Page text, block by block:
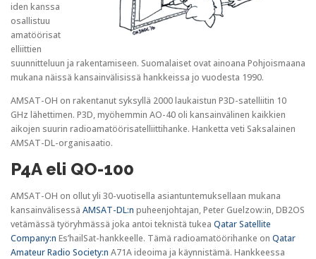
iden kanssa
osallistuu
amatöörisat
elliittien
suunnitteluun ja rakentamiseen. Suomalaiset ovat ainoana Pohjoismaana
mukana näissä kansainvälisissä hankkeissa jo vuodesta 1990.
AMSAT-OH on rakentanut syksyllä 2000 laukaistun P3D-satelliitin 10
GHz lähettimen. P3D, myöhemmin AO-40 oli kansainvälinen kaikkien
aikojen suurin radioamatöörisatelliittihanke. Hanketta veti Saksalainen
AMSAT-DL-organisaatio.
P4A eli QO-100
AMSAT-OH on ollut yli 30-vuotisella asiantuntemuksellaan mukana
kansainvälisessä AMSAT-DL:n puheenjohtajan, Peter Guelzow:in, DB2OS
vetämässä työryhmässä joka antoi teknistä tukea Qatar Satellite
Company:n Es’hailSat-hankkeelle. Tämä radioamatöörihanke on Qatar
Amateur Radio Society:n A71A ideoima ja käynnistämä. Hankkeessa